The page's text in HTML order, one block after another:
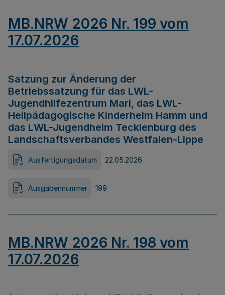
MB.NRW 2026 Nr. 199 vom
17.07.2026
Satzung zur Änderung der
Betriebssatzung für das LWL-
Jugendhilfezentrum Marl, das LWL-
Heilpädagogische Kinderheim Hamm und
das LWL-Jugendheim Tecklenburg des
Landschaftsverbandes Westfalen-Lippe
Ausfertigungsdatum 22.05.2026
Ausgabennummer 199
MB.NRW 2026 Nr. 198 vom
17.07.2026